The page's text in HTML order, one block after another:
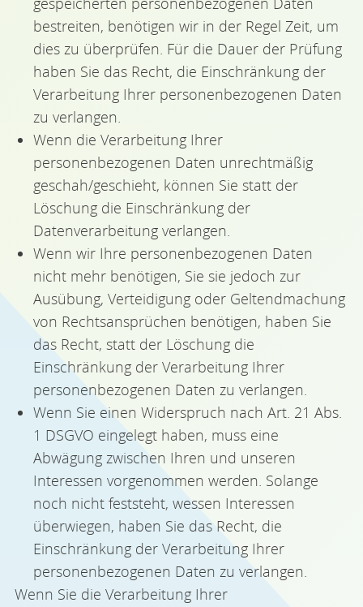
gespeicherten personenbezogenen Daten
bestreiten, benötigen wir in der Regel Zeit, um
dies zu überprüfen. Für die Dauer der Prüfung
haben Sie das Recht, die Einschränkung der
Verarbeitung Ihrer personenbezogenen Daten
zu verlangen.
Wenn die Verarbeitung Ihrer
personenbezogenen Daten unrechtmäßig
geschah/geschieht, können Sie statt der
Löschung die Einschränkung der
Datenverarbeitung verlangen.
Wenn wir Ihre personenbezogenen Daten
nicht mehr benötigen, Sie sie jedoch zur
Ausübung, Verteidigung oder Geltendmachung
von Rechtsansprüchen benötigen, haben Sie
das Recht, statt der Löschung die
Einschränkung der Verarbeitung Ihrer
personenbezogenen Daten zu verlangen.
Wenn Sie einen Widerspruch nach Art. 21 Abs.
1 DSGVO eingelegt haben, muss eine
Abwägung zwischen Ihren und unseren
Interessen vorgenommen werden. Solange
noch nicht feststeht, wessen Interessen
überwiegen, haben Sie das Recht, die
Einschränkung der Verarbeitung Ihrer
personenbezogenen Daten zu verlangen.
Wenn Sie die Verarbeitung Ihrer